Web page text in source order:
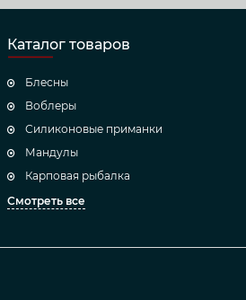
Каталог товаров
Блесны
Воблеры
Силиконовые приманки
Мандулы
Карповая рыбалка
Смотреть все